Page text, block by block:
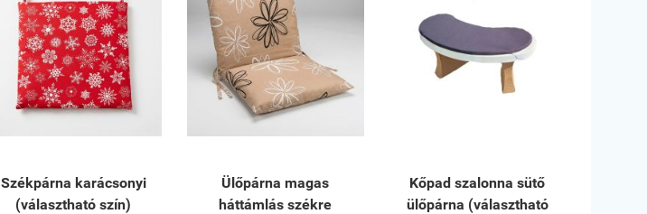
Székpárna karácsonyi
(választható szín)
Ülőpárna magas
háttámlás székre
Kőpad szalonna sütő
ülőpárna (választható